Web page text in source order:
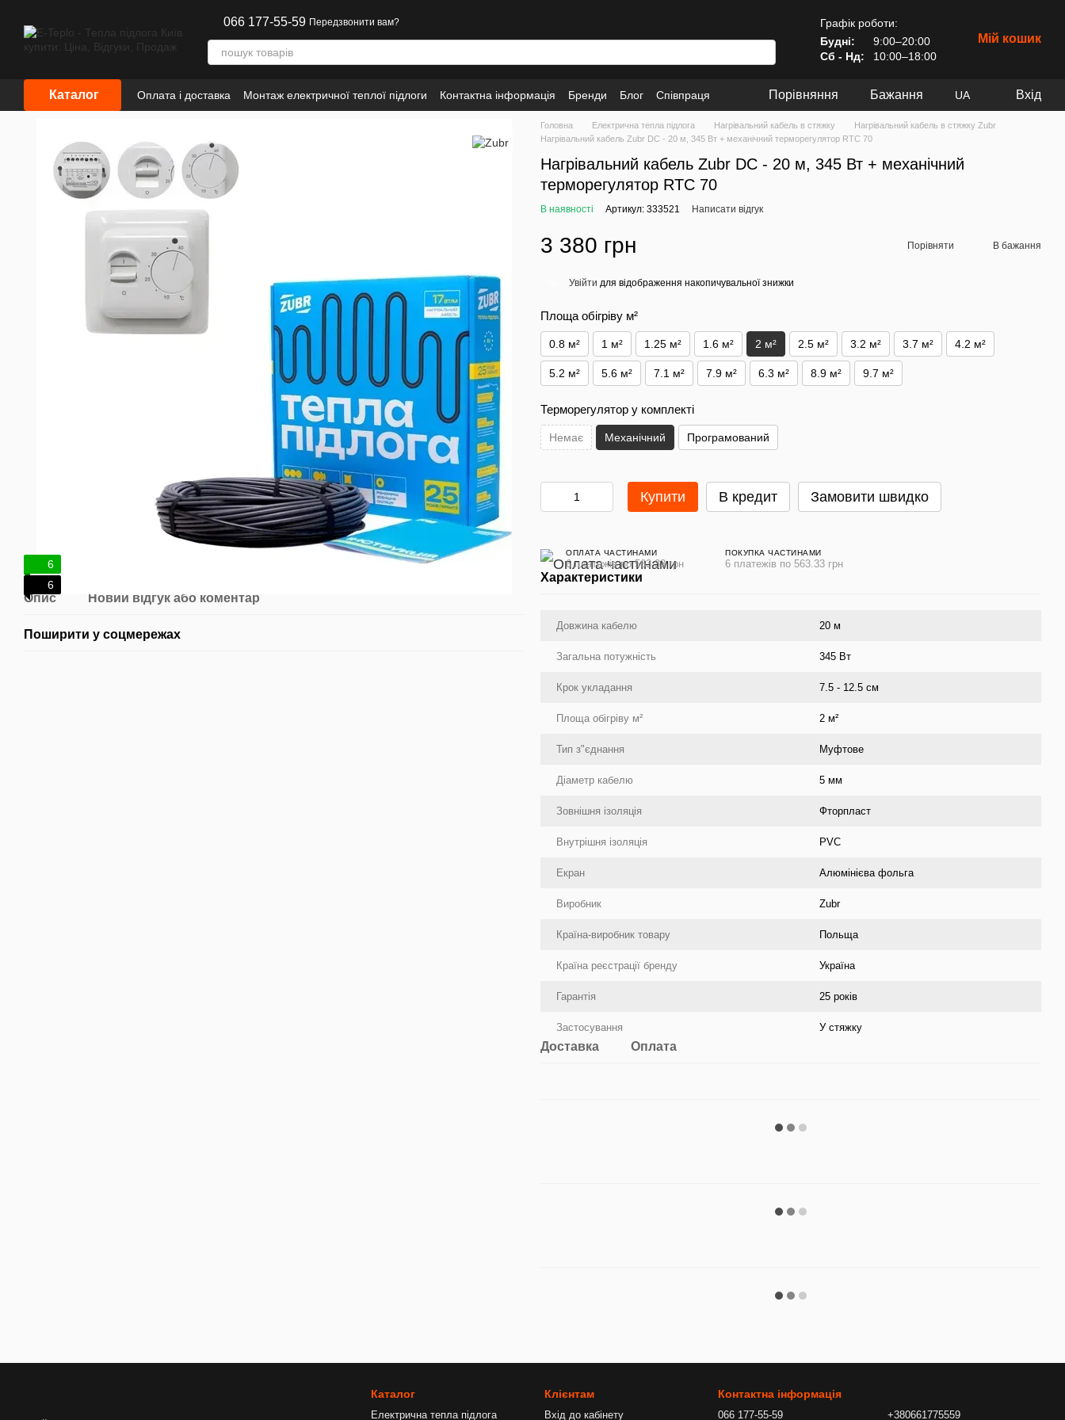
066 177-55-59 Передзвонити вам?
Графік роботи:
Будні:
9:00–20:00
Сб - Нд:
10:00–18:00
Мій кошик
Каталог Оплата і доставка Монтаж електричної теплої підлоги Контактна інформація Бренди Блог
Співпраця
Інформація
Порівняння Бажання UA Вхід
6
6
Опис Новий відгук або коментар
Поширити у соцмережах
Головна Електрична тепла підлога Нагрівальний кабель в стяжку
Нагрівальний кабель в стяжку Zubr
Нагрівальний кабель Zubr DC - 20 м, 345 Вт + механічний терморегулятор RTC 70
Нагрівальний кабель Zubr DC - 20 м, 345 Вт + механічний
терморегулятор RTC 70
В наявності Артикул: 333521 Написати відгук
3 380 грн Порівняти В бажання
Увійти для відображення накопичувальної знижки
Площа обігріву м²
0.8 м² 1 м² 1.25 м² 1.6 м² 2 м² 2.5 м² 3.2 м² 3.7 м² 4.2 м²
5.2 м² 5.6 м² 7.1 м² 7.9 м² 6.3 м² 8.9 м² 9.7 м²
Терморегулятор у комплекті
Немає Механічний Програмований
Купити В кредит Замовити швидко
ОПЛАТА ЧАСТИНАМИ
6 платежів по 563.33 грн
ПОКУПКА ЧАСТИНАМИ
6 платежів по 563.33 грн
Характеристики
Довжина кабелю 20 м
Загальна потужність 345 Вт
Крок укладання 7.5 - 12.5 см
Площа обігріву м² 2 м²
Тип з"єднання Муфтове
Діаметр кабелю 5 мм
Зовнішня ізоляція Фторпласт
Внутрішня ізоляція PVC
Екран Алюмінієва фольга
Виробник Zubr
Країна-виробник товару Польща
Країна реєстрації бренду Україна
Гарантія 25 років
Застосування У стяжку
Доставка Оплата
Каталог
Електрична тепла підлога
Клієнтам
Вхід до кабінету
Контактна інформація
066 177-55-59 +380661775559